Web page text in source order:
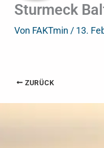
Sturmeck
Von FAKTmin / 13.
ZURÜCK